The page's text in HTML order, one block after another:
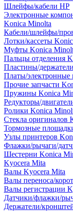
Шлейфы/кабели HP
Электронные
Konica Minolta
Кабели/шлейфы/
Лотки/кассеты
Муфты Konica
Пальцы отделения
Пластины/
Платы/
Прочие запчасти
Пружины Konica
Редукторы/
Ролики Konica
Стекла оригиналов
Тормозные
Узлы принтеров
Флажки/рычаги/
Шестерни Konica
Kyocera Mita
Валы Kyocera Mita
Валы переноса/
Валы регистрации
Датчики/флажки/
Держатели/